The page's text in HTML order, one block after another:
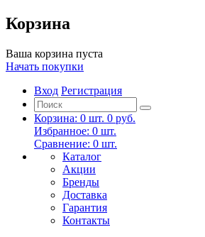
Корзина
Ваша корзина пуста
Начать покупки
Вход Регистрация
Корзина: 0 шт. 0 руб.
Избранное: 0 шт.
Сравнение: 0 шт.
Каталог
Акции
Бренды
Доставка
Гарантия
Контакты